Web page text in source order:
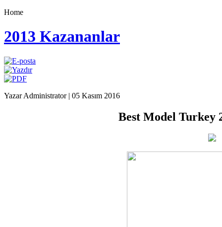
Home
2013 Kazananlar
Yazar Administrator | 05 Kasım 2016
Best Model Turkey